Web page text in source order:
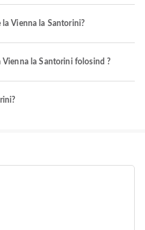
Vienna la Santorini?
Vienna la Santorini folosind ?